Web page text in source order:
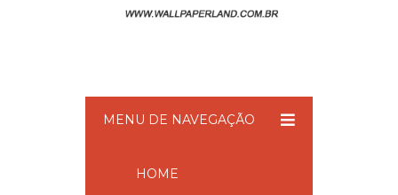
MENU DE NAVEGAÇÃO
HOME